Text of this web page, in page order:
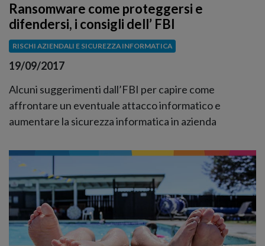
Ransomware come proteggersi e
difendersi, i consigli dell’ FBI
RISCHI AZIENDALI E SICUREZZA INFORMATICA
19/09/2017
Alcuni suggerimenti dall’FBI per capire come
affrontare un eventuale attacco informatico e
aumentare la sicurezza informatica in azienda